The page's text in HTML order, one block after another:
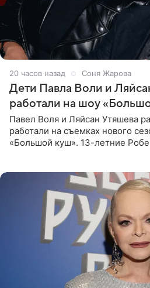
20 часов назад Соня Жарова
Дети Павла Воли и
работали на шоу
Павел Воля и Ляйсан Утяшева
работали на съемках нового
«Большой куш». 13-летние